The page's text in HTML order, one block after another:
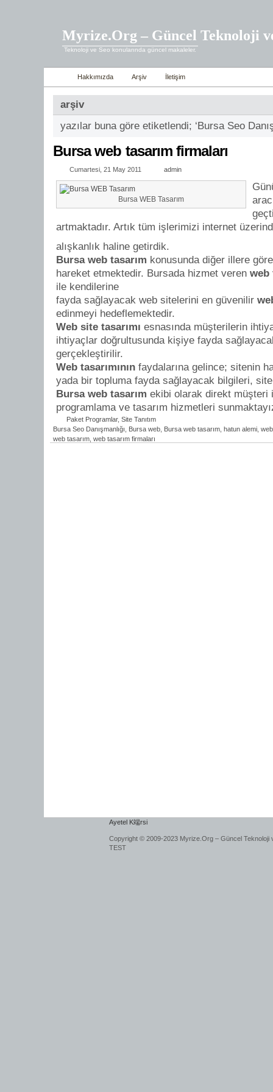
Myrize.Org – Güncel Teknoloji
Teknoloji ve Seo konularında güncel makaleler.
Hakkımızda Arşiv İletişim
arşiv
yazılar buna göre etiketlendi; ‘Bursa Seo
Bursa web tasarım firmaları
Cumartesi, 21 May 2011 admin
Bursa WEB Tasarım
artmaktadır. Artık tüm işlerimizi internet
alışkanlık haline getirdik.
Bursa web tasarım konusunda diğer illere
hareket etmektedir. Bursada hizmet veren web
ile kendilerine
fayda sağlayacak web sitelerini en güvenilir
edinmeyi hedeflemektedir.
Web site tasarımı esnasında müşterilerin
ihtiyaçlar doğrultusunda kişiye fayda
gerçekleştirilir.
Web tasarımının faydalarına gelince; sitenin
yada bir topluma fayda sağlayacak bilgileri,
Bursa web tasarım ekibi olarak direkt müşteri
programlama ve tasarım hizmetleri
Paket Programlar, Site Tanıtım
Bursa Seo Danışmanlığı
Bursa web Bursa web tasarım hatun alemi
web tasarım web tasarım firmaları
Ayetel K端rsi
Copyright © 2009-2023 Myrize.Org – Güncel Teknoloji
TEST